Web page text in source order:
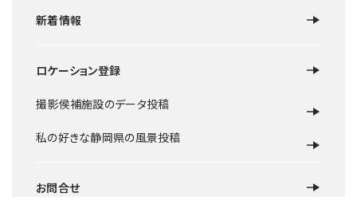
新着情報
ロケーション登録
撮影侯補施設のデータ投稿
私の好きな静岡県の風景投稿
お問合せ